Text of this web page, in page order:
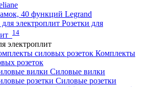
40 функций Legrand
Розетки для
14
электроплит
Комплекты
розеток
Силовые вилки
Силовые розетки